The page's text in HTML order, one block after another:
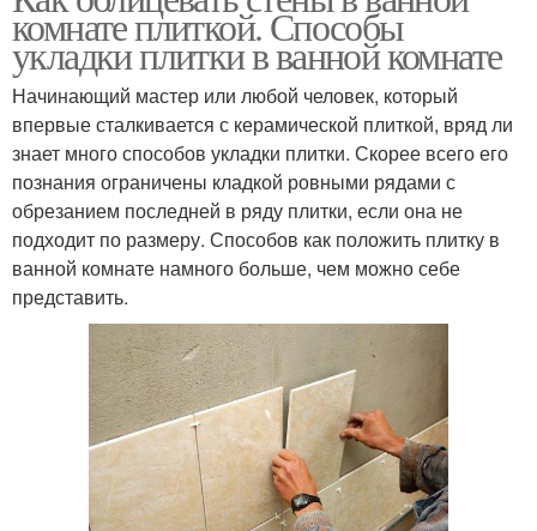
комнате плиткой. Способы
укладки плитки в ванной комнате
Начинающий мастер или любой человек, который
впервые сталкивается с керамической плиткой, вряд ли
знает много способов укладки плитки. Скорее всего его
познания ограничены кладкой ровными рядами с
обрезанием последней в ряду плитки, если она не
подходит по размеру. Способов как положить плитку в
ванной комнате намного больше, чем можно себе
представить.